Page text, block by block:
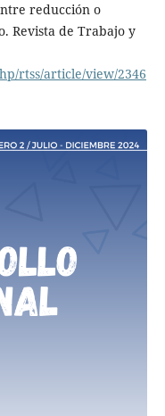
reducción o
Revista de Trabajo y
rtss/article/view/2346